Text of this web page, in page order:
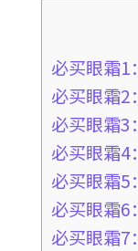
必买眼霜
必买眼霜
必买眼霜
必买眼霜
必买眼霜5
必买眼霜6
必买眼霜